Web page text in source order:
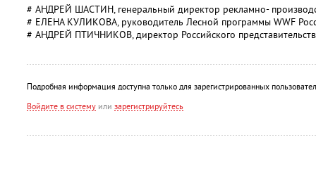
# АНДРЕЙ ШАСТИН, генеральный директор рекламно-
# ЕЛЕНА КУЛИКОВА, руководитель Лесной программы WWF
# АНДРЕЙ ПТИЧНИКОВ, директор Российского
Подробная информация доступна только для зарегистрированных
Войдите в систему или зарегистрируйтесь